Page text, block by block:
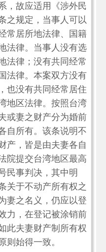
，故应适用《涉外民
之规定，当事人可以
常居所地法律、国籍
法律。当事人没有选
法律；没有共同经常
法律。本案双方没有
也没有共同经常居住
地区法律。按照台湾
或妻之财产分为婚前
自所有。该条说明不
产，皆是由夫妻各自
院提交台湾地区最高
民事判决，其中明
关于不动产所有权之
妻之名义，仍应以登
力，在登记被涂销前
此夫妻财产制所有权
则始得一致。